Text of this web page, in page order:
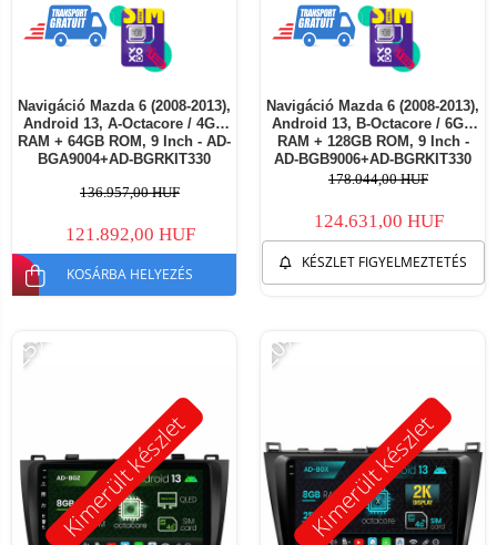
Navigáció Mazda 6 (2008-2013),
Android 13, A-Octacore / 4GB
RAM + 64GB ROM, 9 Inch - AD-
BGA9004+AD-BGRKIT330
136.957,00 HUF
121.892,00 HUF
KOSÁRBA HELYEZÉS
Navigáció Mazda 6 (2008-2013),
Android 13, B-Octacore / 6GB
RAM + 128GB ROM, 9 Inch -
AD-BGB9006+AD-BGRKIT330
178.044,00 HUF
124.631,00 HUF
KÉSZLET FIGYELMEZTETÉS
Kimerült készlet
-25%
Kimerült készlet
-20%